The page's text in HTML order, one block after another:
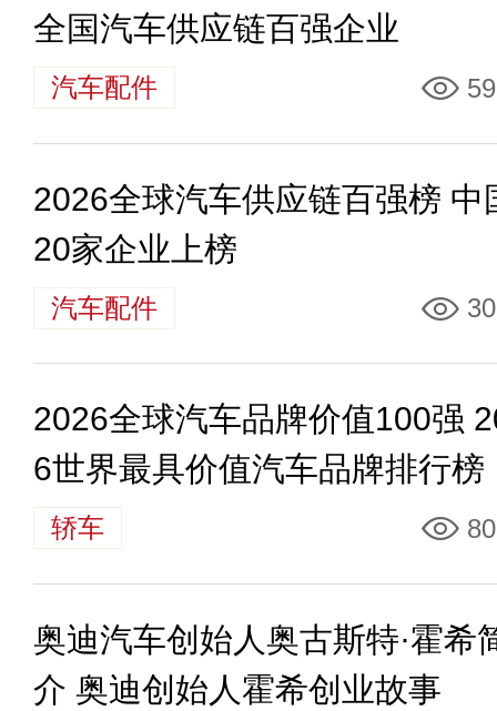
全国汽车供应链百强企业
汽车配件 59
2026全球汽车供应链百强榜 中
20家企业上榜
汽车配件 30
2026全球汽车品牌价值100强
6世界最具价值汽车品牌排行榜
轿车
奥迪汽车创始人奥古斯特·霍希
介 奥迪创始人霍希创业故事